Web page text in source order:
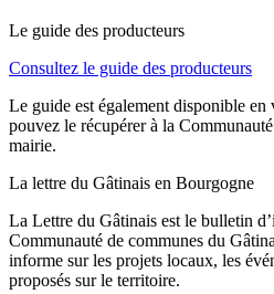
Le guide des producteurs
Consultez le guide des producteurs
Le guide est également disponible
pouvez le récupérer à la
mairie.
La lettre du Gâtinais en Bourgogne
La Lettre du Gâtinais est le bulletin
Communauté de communes du
informe sur les projets locaux, les
proposés sur le territoire.